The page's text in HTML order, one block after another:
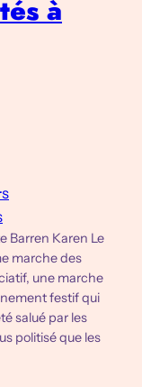
à
Barren Karen Le
marche des
une marche
festif qui
salué par les
politisé que les